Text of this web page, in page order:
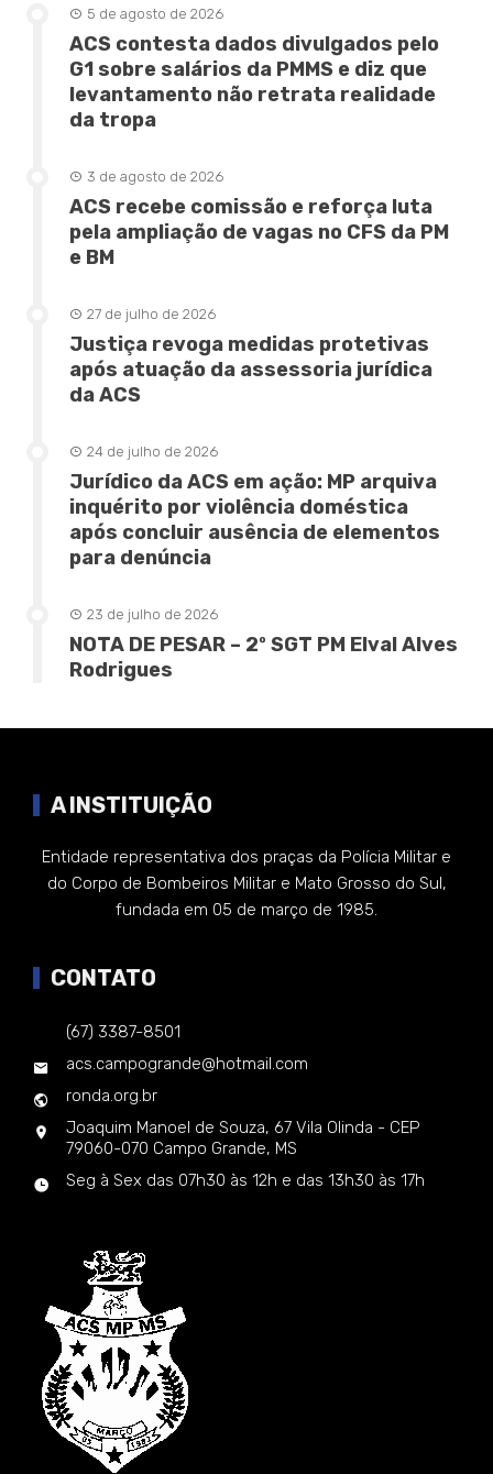
5 de agosto de 2026
ACS contesta dados divulgados pelo
G1 sobre salários da PMMS e diz que
levantamento não retrata realidade
da tropa
3 de agosto de 2026
ACS recebe comissão e reforça luta
pela ampliação de vagas no CFS da PM
e BM
27 de julho de 2026
Justiça revoga medidas protetivas
após atuação da assessoria jurídica
da ACS
24 de julho de 2026
Jurídico da ACS em ação: MP arquiva
inquérito por violência doméstica
após concluir ausência de elementos
para denúncia
23 de julho de 2026
NOTA DE PESAR – 2º SGT PM Elval Alves
Rodrigues
A INSTITUIÇÃO
Entidade representativa dos praças da Polícia Militar e
do Corpo de Bombeiros Militar e Mato Grosso do Sul,
fundada em 05 de março de 1985.
CONTATO
(67) 3387-8501
acs.campogrande@hotmail.com
ronda.org.br
Joaquim Manoel de Souza, 67 Vila Olinda - CEP
79060-070 Campo Grande, MS
Seg à Sex das 07h30 às 12h e das 13h30 às 17h